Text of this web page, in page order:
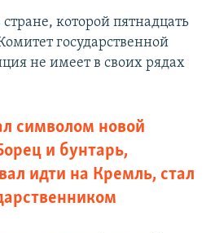
которой пятнадцать
государственной
не имеет в своих рядах
символом новой
и бунтарь,
идти на Кремль, стал